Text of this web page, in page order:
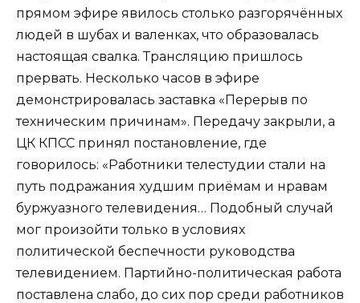
прямом эфире явилось столько разгорячённых
людей в шубах и валенках, что образовалась
настоящая свалка. Трансляцию пришлось
прервать. Несколько часов в эфире
демонстрировалась заставка «Перерыв по
техническим причинам». Передачу закрыли, а
ЦК КПСС принял постановление, где
говорилось: «Работники телестудии стали на
путь подражания худшим приёмам и нравам
буржуазного телевидения… Подобный случай
мог произойти только в условиях
политической беспечности руководства
телевидением. Партийно-политическая работа
поставлена слабо, до сих пор среди работников